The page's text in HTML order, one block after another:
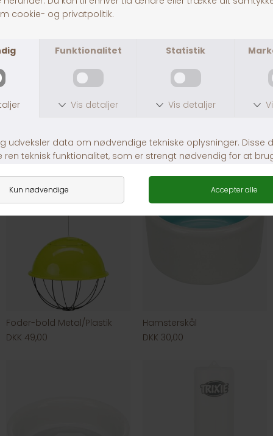
Foder-bold Metal/Plastik
DKK 49,00
Hamsterskål
DKK 30,00